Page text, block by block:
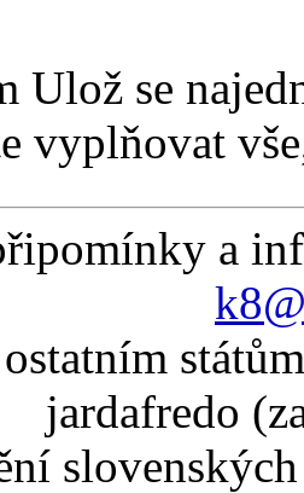
Ulož se
vyplňovat
a
jardafredo